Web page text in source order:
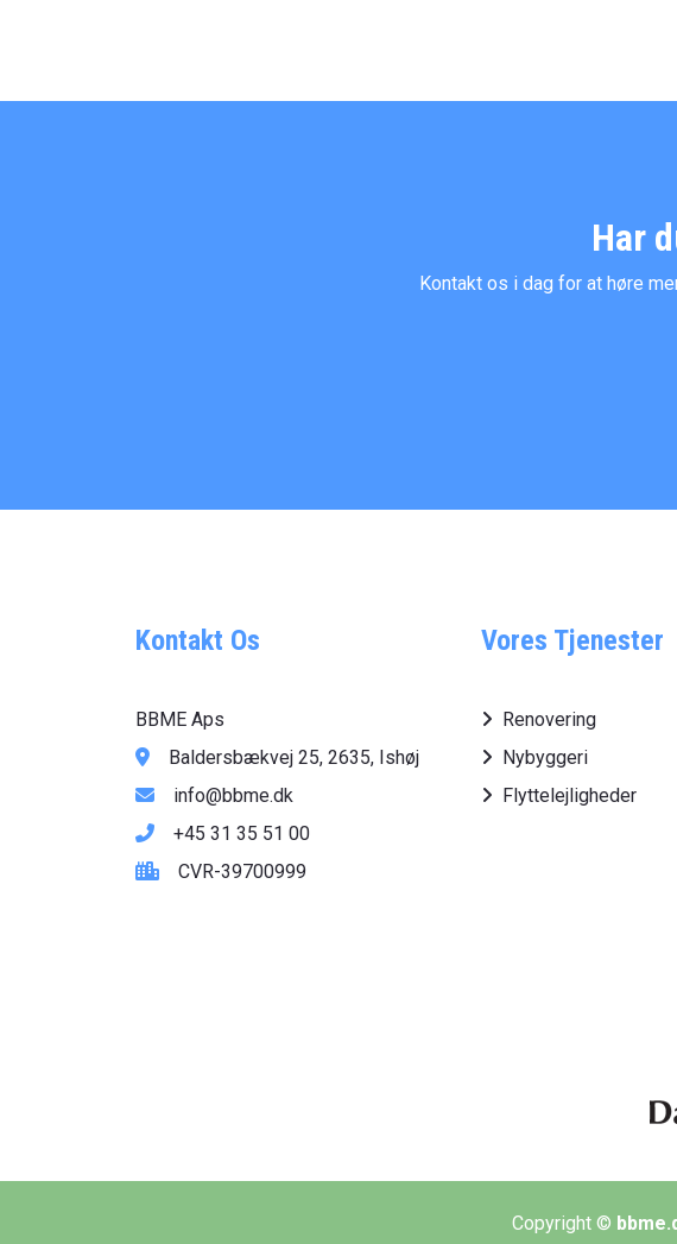
Har
Kontakt os i dag for at høre
Kontakt Os
BBME Aps
Baldersbækvej 25, 2635, Ishøj
info@bbme.dk
+45 31 35 51 00
CVR-39700999
Vores Tjenester
Renovering
Nybyggeri
Flyttelejligheder
Copyright ©